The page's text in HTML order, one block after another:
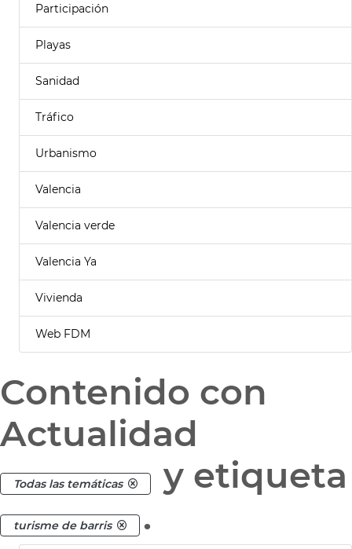
Participación
Playas
Sanidad
Tráfico
Urbanismo
Valencia
Valencia verde
Valencia Ya
Vivienda
Web FDM
Contenido con
Actualidad
Todas las temáticas y etiqueta
turisme de barris .